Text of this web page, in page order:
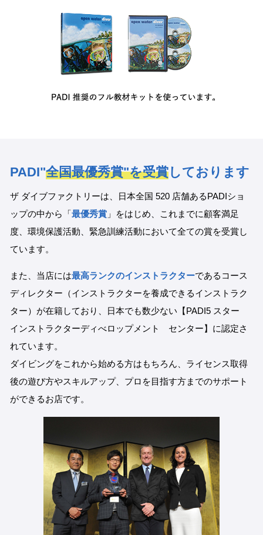
PADI"全国最優秀賞"を受賞しております
ザ ダイブファクトリーは、日本全国 520 店舗あるPADIショ
ップの中から「最優秀賞」をはじめ、これまでに顧客満足
度、環境保護活動、緊急訓練活動において全ての賞を受賞し
ています。
また、当店には最高ランクのインストラクターであるコース
ディレクター（インストラクターを養成できるインストラク
ター）が在籍しており、日本でも数少ない【PADI5 スター
インストラクターディべロップメント センター】に認定さ
れています。
ダイビングをこれから始める方はもちろん、ライセンス取得
後の遊び方やスキルアップ、プロを目指す方までのサポート
ができるお店です。